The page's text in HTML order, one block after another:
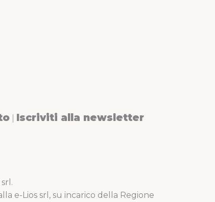
Iscriviti alla newsletter
e-Lios srl, su incarico della Regione